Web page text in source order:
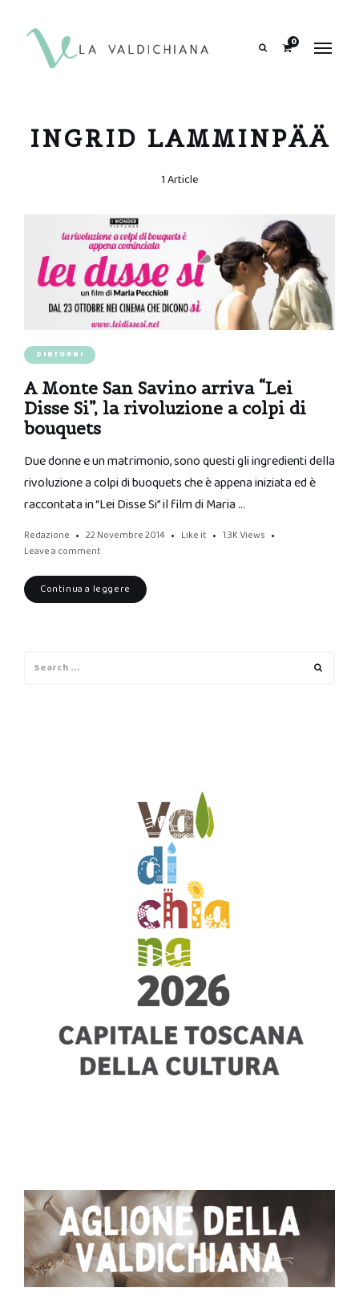
0
INGRID LAMMINPÄÄ
1 Article
DINTORNI
A Monte San Savino arriva “Lei
Disse Si”, la rivoluzione a colpi di
bouquets
Due donne e un matrimonio, sono questi gli ingredienti della
rivoluzione a colpi di buoquets che è appena iniziata ed è
raccontata in “Lei Disse Si” il film di Maria …
Redazione 22 Novembre 2014 Like it 1.3K Views
Leave a comment
Continua a leggere
for: